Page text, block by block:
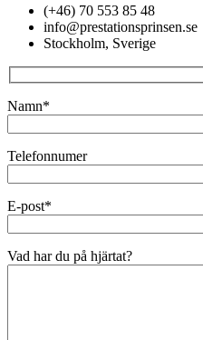
(+46) 70 553 85 48
info@prestationsprinsen.se
Stockholm, Sverige
Namn*
Telefonnumer
E-post*
Vad har du på hjärtat?